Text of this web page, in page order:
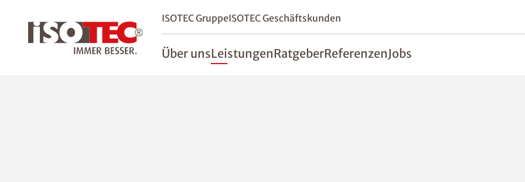
ISOTEC GruppeISOTEC Geschäftskunden
Über unsLeistungenRatgeberReferenzenJobs